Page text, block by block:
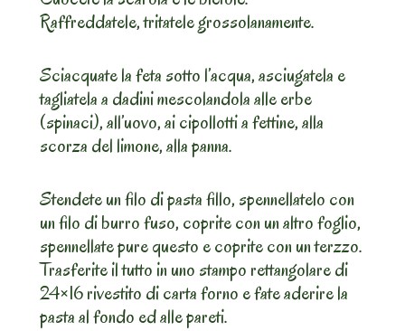
Raffreddatele, tritatele grossolanamente.
Sciacquate la feta sotto l’acqua, asciugatela e
tagliatela a dadini mescolandola alle erbe
(spinaci), all’uovo, ai cipollotti a fettine, alla
scorza del limone, alla panna.
Stendete un filo di pasta fillo, spennellatelo con
un filo di burro fuso, coprite con un altro foglio,
spennellate pure questo e coprite con un terzzo.
Trasferite il tutto in uno stampo rettangolare di
24×16 rivestito di carta forno e fate aderire la
pasta al fondo ed alle pareti.